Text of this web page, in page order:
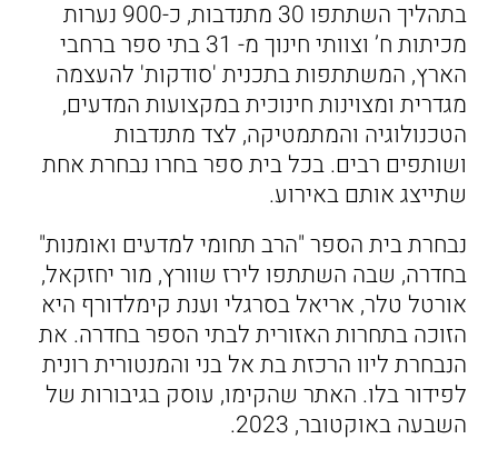
בתהליך השתתפו 30 מתנדבות, כ-900 נערות
מכיתות ח’ וצוותי חינוך מ- 31 בתי ספר ברחבי
הארץ, המשתתפות בתכנית 'סודקות' להעצמה
מגדרית ומצוינות חינוכית במקצועות המדעים,
הטכנולוגיה והמתמטיקה, לצד מתנדבות
ושותפים רבים. בכל בית ספר בחרו נבחרת אחת
שתייצג אותם באירוע.
נבחרת בית הספר "הרב תחומי למדעים ואומנות"
בחדרה, שבה השתתפו לירז שוורץ, מור יחזקאל,
אורטל טלר, אריאל בסרגלי וענת קימלדורף היא
הזוכה בתחרות האזורית לבתי הספר בחדרה. את
הנבחרת ליוו הרכזת בת אל בני והמנטורית רונית
לפידור בלו. האתר שהקימו, עוסק בגיבורות של
השבעה באוקטובר, 2023.